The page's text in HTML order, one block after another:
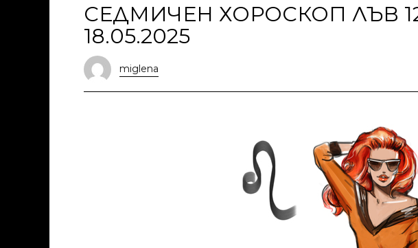
СЕДМИЧЕН ХОРОСКОП ЛЪВ
18.05.2025
miglena